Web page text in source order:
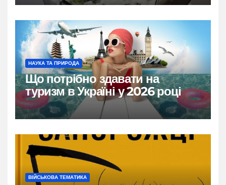
НАУКА ТА ПРИРОДА
Що потрібно здавати на
туризм в Україні у 2026 році
ВІЙСЬКОВА ТЕМАТИКА